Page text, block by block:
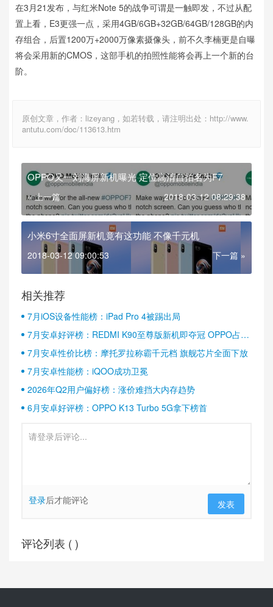
在3月21发布，与红米Note 5的战争可谓是一触即发，不过从配
置上看，E3更强一点，采用4GB/6GB+32GB/64GB/128GB的内
存组合，后置1200万+2000万像素摄像头，前不久李楠更是自曝
将会采用新的CMOS，这部手机的拍照性能将会再上一个新的台
阶。
原创文章，作者：lizeyang，如若转载，请注明出处：http://www.
antutu.com/doc/113613.htm
OPPO又一刘海屏新机曝光 定位高清自拍名为F7
« 上一篇 2018-03-12 08:29:38
小米6寸全面屏新机竟有这功能 不像千元机
2018-03-12 09:00:53 下一篇 »
相关推荐
7月iOS设备性能榜：iPad Pro 4被踢出局
7月安卓好评榜：REDMI K90至尊版新机即夺冠 OPPO占据
半壁江山
7月安卓性价比榜：摩托罗拉称霸千元档 旗舰芯片全面下放
7月安卓性能榜：iQOO成功卫冕
2026年Q2用户偏好榜：涨价难挡大内存趋势
6月安卓好评榜：OPPO K13 Turbo 5G拿下榜首
登录后才能评论 发表
评论列表 ( )